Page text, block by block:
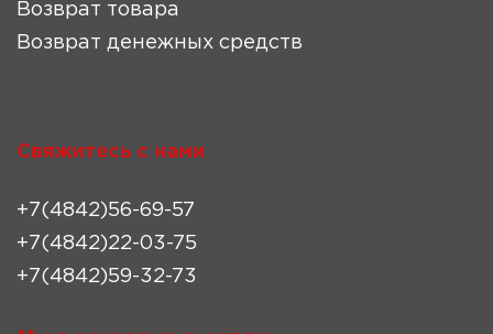
Возврат товара
Возврат денежных средств
Свяжитесь с нами
+7(4842)56-69-57
+7(4842)22-03-75
+7(4842)59-32-73